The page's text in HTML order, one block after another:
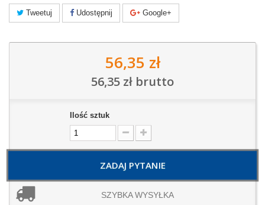
Tweetuj Udostępnij Google+
56,35 zł
56,35 zł brutto
Ilość sztuk
ZADAJ PYTANIE
SZYBKA WYSYŁKA